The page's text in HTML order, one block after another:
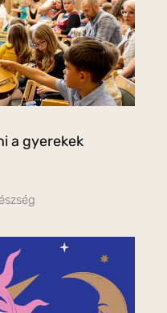
a gyerekek